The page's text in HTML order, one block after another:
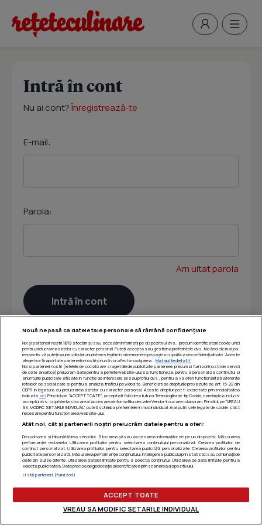
Intră în cont
Nu ai cont?Înregistrează-te
E-mail:
Parola:
Am uitat parola
Nouă ne pasă ca datele tale personale să rămână confidențiale
Noi și partenerii noștri 1019stocăm și/sau accesăm informații pe dispozitivul dvs., precum identificatorii cookie unici
pentru prelucrarea datelor cu caracter personal. Puteți accepta sau gestiona preferințele dvs. făcând clic mai jos,
respectiv vă puteți opune utilizării unui interes legitim în orice moment pe pagina cu politica de confidențialitate. Aceste
alegeri vor fi raportate partenerilor noștri și nu vă vor afecta navigarea.
Mai multe detalii
Noi si partenerii nostri (retelele de socializare si agentiile de publicitate partenere, precum si furnizorii nostri de servicii
de date analitice) prelucram date pentru a permite website-ului sa functioneze, pentru a personaliza continutul si
anunturile publicitare afisate in functie de interesele si/sau profilul dvs., pentru a va oferi functionalitati aferente
retelelor de socializare si pentru a analiza traficul pe website. Beneficiati de drepturile prevazute de art. 15-22 din
GDPR in legatura cu prelucrarea datelor cu caracter personal. Aceste drepturi pot fi exercitate prin modalitatea
indicata aici. Prin click pe “ACCEPT TOATE”, acceptati folosirea tuturor Tehnologiilor de tip Cookie, care implica inclusiv
acceptul dvs. cu privire la stocarea/accesarea informatiilor de catre Vendor-ii cu care colaboram. Prin click pe “VREAU
SA MODIFIC SETARILE INDIVIDUAL” puteti schimba preferintele in mod individual, mai putin cele legate de cookie strict
necesare pentru functionarea website-ului.
Atât noi, cât și partenerii noștri prelucrăm datele pentru a oferi:
Dezvoltarea și îmbunătățirea serviciilor. Stocarea și/sau accesarea informațiilor de pe un dispozitiv. Măsurarea
performanței reclamelor. Utilizarea profilurilor pentru selectarea conținutului personalizat. Crearea profilurilor de
conținut personalizat. Utilizarea profilurilor pentru selectarea publicității personalizate. Crearea profilurilor pentru
publicitate personalizată. Măsurarea performanței conținutului. Înțelegerea publicului prin statistici sau combinații de
date din surse diferite. Utilizarea datelor limitate pentru a selecta conținutul. Utilizarea de date limitate pentru a
selecta publicitatea. Date precise de geolocație și identificarea prin scanarea dispozitivului.
Listă parteneri (furnizori)
ACCEPT TOATE
VREAU SA MODIFIC SETARILE INDIVIDUAL